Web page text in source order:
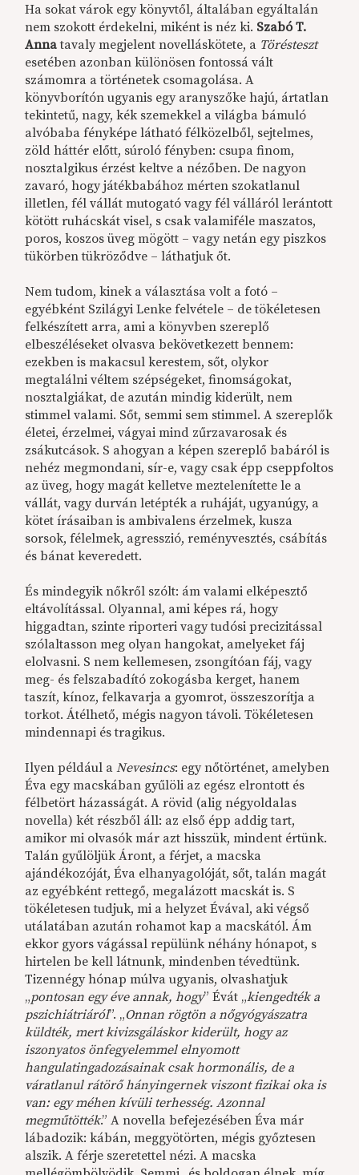
Ha sokat várok egy könyvtől, általában egyáltalán
nem szokott érdekelni, miként is néz ki. Szabó T.
Annatavaly megjelent novelláskötete, a Törésteszt
esetében azonban különösen fontossá vált
számomra a történetek csomagolása. A
könyvborítón ugyanis egy aranyszőke hajú, ártatlan
tekintetű, nagy, kék szemekkel a világba bámuló
alvóbaba fényképe látható félközelből, sejtelmes,
zöld háttér előtt, súroló fényben: csupa finom,
nosztalgikus érzést keltve a nézőben. De nagyon
zavaró, hogy játékbabához mérten szokatlanul
illetlen, fél vállát mutogató vagy fél válláról lerántott
kötött ruhácskát visel, s csak valamiféle maszatos,
poros, koszos üveg mögött – vagy netán egy piszkos
tükörben tükröződve – láthatjuk őt.
Nem tudom, kinek a választása volt a fotó –
egyébként Szilágyi Lenke felvétele – de tökéletesen
felkészített arra, ami a könyvben szereplő
elbeszéléseket olvasva bekövetkezett bennem:
ezekben is makacsul kerestem, sőt, olykor
megtalálni véltem szépségeket, finomságokat,
nosztalgiákat, de azután mindig kiderült, nem
stimmel valami. Sőt, semmi sem stimmel. A szereplők
életei, érzelmei, vágyai mind zűrzavarosak és
zsákutcások. S ahogyan a képen szereplő babáról is
nehéz megmondani, sír-e, vagy csak épp cseppfoltos
az üveg, hogy magát kelletve meztelenítette le a
vállát, vagy durván letépték a ruháját, ugyanúgy, a
kötet írásaiban is ambivalens érzelmek, kusza
sorsok, félelmek, agresszió, reményvesztés, csábítás
és bánat keveredett.
És mindegyik nőkről szólt: ám valami elképesztő
eltávolítással. Olyannal, ami képes rá, hogy
higgadtan, szinte riporteri vagy tudósi precizitással
szólaltasson meg olyan hangokat, amelyeket fáj
elolvasni. S nem kellemesen, zsongítóan fáj, vagy
meg- és felszabadító zokogásba kerget, hanem
taszít, kínoz, felkavarja a gyomrot, összeszorítja a
torkot. Átélhető, mégis nagyon távoli. Tökéletesen
mindennapi és tragikus.
Ilyen például aNevesincs: egy nőtörténet, amelyben
Éva egy macskában gyűlöli az egész elrontott és
félbetört házasságát. A rövid (alig négyoldalas
novella) két részből áll: az első épp addig tart,
amikor mi olvasók már azt hisszük, mindent értünk.
Talán gyűlöljük Áront, a férjet, a macska
ajándékozóját, Éva elhanyagolóját, sőt, talán magát
az egyébként rettegő, megalázott macskát is. S
tökéletesen tudjuk, mi a helyzet Évával, aki végső
utálatában azután rohamot kap a macskától. Ám
ekkor gyors vágással repülünk néhány hónapot, s
hirtelen be kell látnunk, mindenben tévedtünk.
Tizennégy hónap múlva ugyanis, olvashatjuk
„pontosan egy éve annak, hogy” Évát „kiengedték a
pszichiátriáról”. „Onnan rögtön a nőgyógyászatra
küldték, mert kivizsgáláskor kiderült, hogy az
iszonyatos önfegyelemmel elnyomott
hangulatingadozásainak csak hormonális, de a
váratlanul rátörő hányingernek viszont fizikai oka is
van: egy méhen kívüli terhesség. Azonnal
megműtötték.” A novella befejezésében Éva már
lábadozik: kábán, meggyötörten, mégis győztesen
alszik. A férje szeretettel nézi. A macska